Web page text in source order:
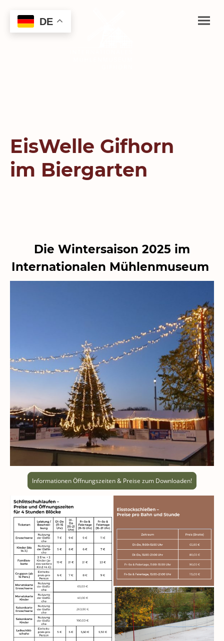
EisWelle Gifhorn
im Biergarten
Die Wintersaison 2025 im
Internationalen Mühlenmuseum
Informationen Öffnungszeiten & Preise zum Downloaden!
DE